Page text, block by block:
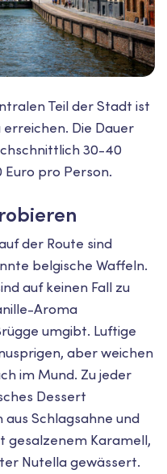
Teil der Stadt ist
erreichen. Die Dauer
30-40
Euro pro Person.
der Route sind
belgische Waffeln.
auf keinen Fall zu
Aroma
umgibt. Luftige
aber weichen
im Mund. Zu jeder
Dessert
Schlagsahne und
gesalzenem Karamell,
Nutella gewässert.